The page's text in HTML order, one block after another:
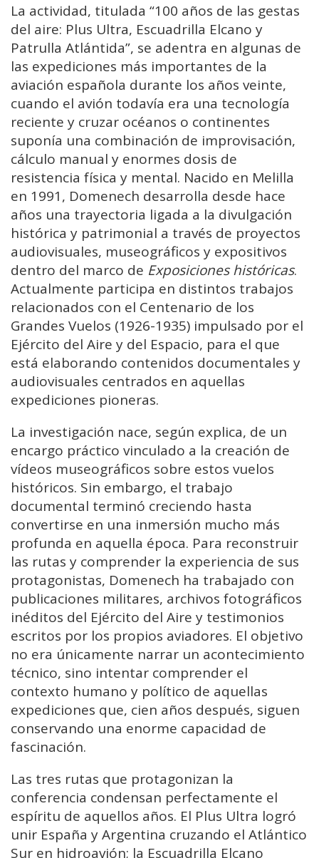
La actividad, titulada “100 años de las gestas
del aire: Plus Ultra, Escuadrilla Elcano y
Patrulla Atlántida”, se adentra en algunas de
las expediciones más importantes de la
aviación española durante los años veinte,
cuando el avión todavía era una tecnología
reciente y cruzar océanos o continentes
suponía una combinación de improvisación,
cálculo manual y enormes dosis de
resistencia física y mental. Nacido en Melilla
en 1991, Domenech desarrolla desde hace
años una trayectoria ligada a la divulgación
histórica y patrimonial a través de proyectos
audiovisuales, museográficos y expositivos
dentro del marco de Exposiciones históricas.
Actualmente participa en distintos trabajos
relacionados con el Centenario de los
Grandes Vuelos (1926-1935) impulsado por el
Ejército del Aire y del Espacio, para el que
está elaborando contenidos documentales y
audiovisuales centrados en aquellas
expediciones pioneras.
La investigación nace, según explica, de un
encargo práctico vinculado a la creación de
vídeos museográficos sobre estos vuelos
históricos. Sin embargo, el trabajo
documental terminó creciendo hasta
convertirse en una inmersión mucho más
profunda en aquella época. Para reconstruir
las rutas y comprender la experiencia de sus
protagonistas, Domenech ha trabajado con
publicaciones militares, archivos fotográficos
inéditos del Ejército del Aire y testimonios
escritos por los propios aviadores. El objetivo
no era únicamente narrar un acontecimiento
técnico, sino intentar comprender el
contexto humano y político de aquellas
expediciones que, cien años después, siguen
conservando una enorme capacidad de
fascinación.
Las tres rutas que protagonizan la
conferencia condensan perfectamente el
espíritu de aquellos años. El Plus Ultra logró
unir España y Argentina cruzando el Atlántico
Sur en hidroavión; la Escuadrilla Elcano